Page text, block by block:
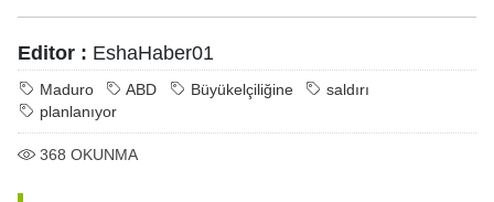
Editor : EshaHaber01
Maduro ABD Büyükelçiliğine
saldırı
planlanıyor
368 OKUNMA